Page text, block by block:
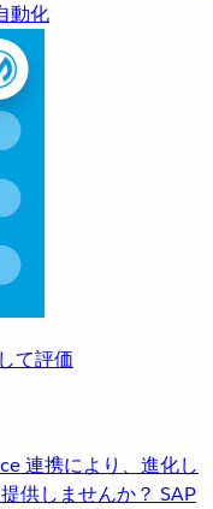
動化
て評価
連携により、進化し
供しませんか？ SAP